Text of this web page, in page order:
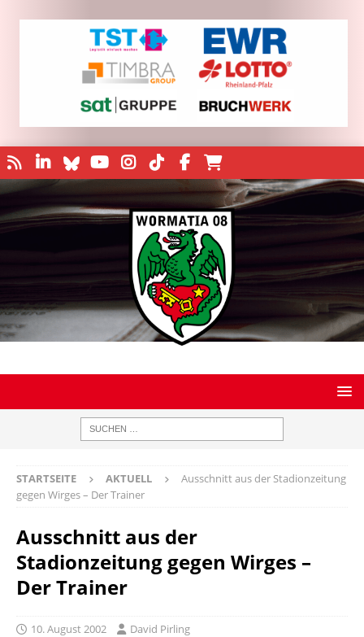
STARTSEITE AKTUELL
Ausschnitt aus der Stadionzeitung
gegen Wirges – Der Trainer
Ausschnitt aus der
Stadionzeitung gegen Wirges –
Der Trainer
10. August 2002 David Pirling